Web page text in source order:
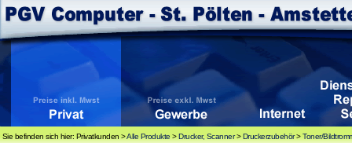
Sie befinden sich hier: Privatkunden >Alle Produkte >Drucker, Scanner>Druckerzubehör>Toner/